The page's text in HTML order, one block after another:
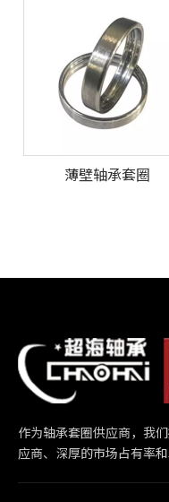
薄壁轴承套圈
作为轴承套圈供应商，我
应商、深厚的市场占有率